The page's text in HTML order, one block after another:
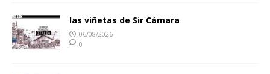
las viñetas de Sir Cámara
06/08/2026
0